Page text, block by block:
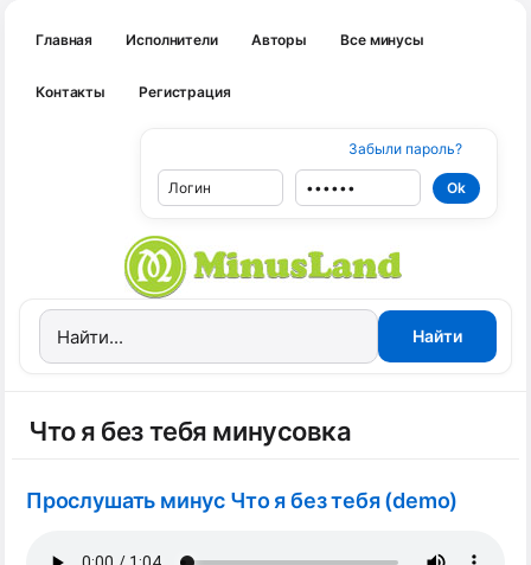
Главная Исполнители Авторы Все минусы
Контакты Регистрация
Забыли пароль?
Что я без тебя минусовка
Прослушать минус Что я без тебя (demo)